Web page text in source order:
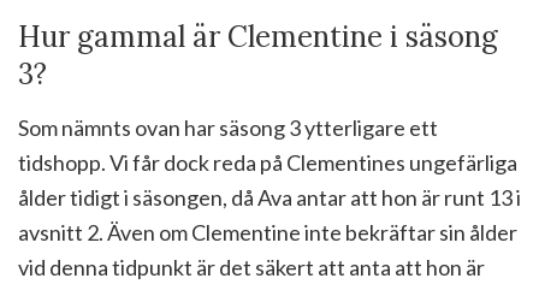
Hur gammal är Clementine i säsong
3?
Som nämnts ovan har säsong 3 ytterligare ett
tidshopp. Vi får dock reda på Clementines ungefärliga
ålder tidigt i säsongen, då Ava antar att hon är runt 13 i
avsnitt 2. Även om Clementine inte bekräftar sin ålder
vid denna tidpunkt är det säkert att anta att hon är